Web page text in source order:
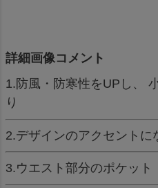
詳細画像コメント
1.防風・防寒性をUPし、
り
2.デザインのアクセントに
3.ウエスト部分のポケット